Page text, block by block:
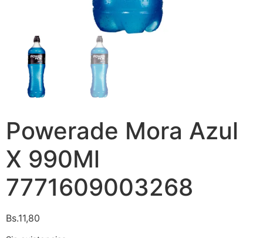
Powerade Mora Azul
X 990Ml
7771609003268
Bs.11,80